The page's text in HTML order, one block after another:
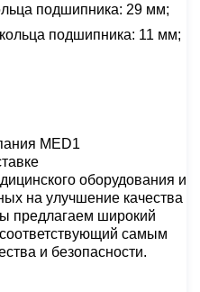
подшипника: 29 мм;
подшипника: 11 мм;
MED1
оборудования и
на улучшение качества
предлагаем широкий
самым
и безопасности.